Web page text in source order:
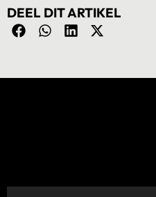
DEEL DIT ARTIKEL